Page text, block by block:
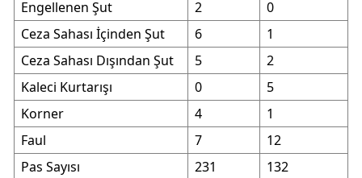
Engellenen Şut
2
0
Ceza Sahası İçinden Şut
6
1
Ceza Sahası Dışından Şut
5
2
Kaleci Kurtarışı
0
5
Korner
4
1
Faul
7
12
Pas Sayısı
231
132